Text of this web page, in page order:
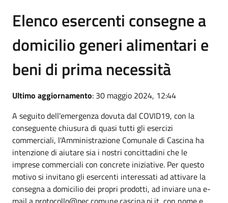
Elenco esercenti consegne a
domicilio generi alimentari e
beni di prima necessità
Ultimo aggiornamento: 30 maggio 2024, 12:44
A seguito dell'emergenza dovuta dal COVID19, con la
conseguente chiusura di quasi tutti gli esercizi
commerciali, l'Amministrazione Comunale di Cascina ha
intenzione di aiutare sia i nostri concittadini che le
imprese commerciali con concrete iniziative. Per questo
motivo si invitano gli esercenti interessati ad attivare la
consegna a domicilio dei propri prodotti, ad inviare una e-